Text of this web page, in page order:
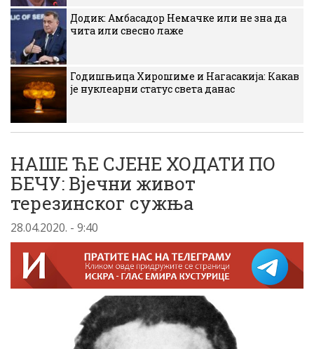
Додик: Амбасадор Немачке или не зна да
чита или свесно лаже
Годишњица Хирошиме и Нагасакија: Какав
је нуклеарни статус света данас
НАШЕ ЋЕ СЈЕНЕ ХОДАТИ ПО
БЕЧУ: Вјечни живот
терезинског сужња
28.04.2020. - 9:40